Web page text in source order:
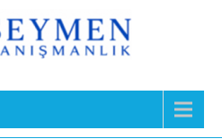
Dadı Danışmanlık
İstanbul